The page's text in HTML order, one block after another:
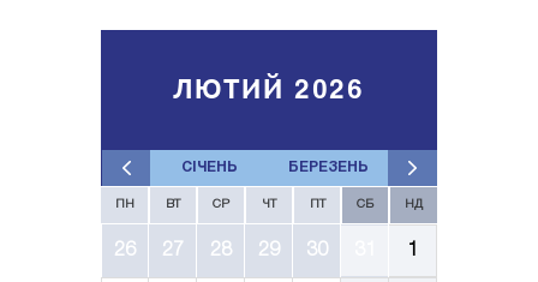
СІЧЕНЬ БЕРЕЗЕНЬ
ЛЮТИЙ 2026
ПН ВТ СР ЧТ СБ НД
26 27 28 29 30